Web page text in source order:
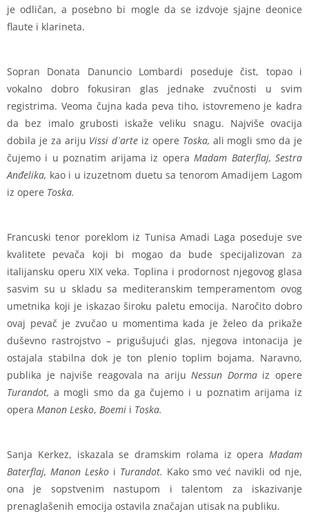
je odličan, a posebno bi mogle da se izdvoje sjajne deonice
flaute i klarineta.
Sopran Donata Danuncio Lombardi poseduje čist, topao i
vokalno dobro fokusiran glas jednake zvučnosti u svim
registrima. Veoma čujna kada peva tiho, istovremeno je kadra
da bez imalo grubosti iskaže veliku snagu. Najviše ovacija
dobila je za ariju Vissi d`arte iz opere Toska, ali mogli smo da je
čujemo i u poznatim arijama iz operaMadam Baterflaj, Sestra
Anđelika, kao i u izuzetnom duetu sa tenorom Amadijem Lagom
iz opere Toska.
Francuski tenor poreklom iz Tunisa Amadi Laga poseduje sve
kvalitete pevača koji bi mogao da bude specijalizovan za
italijansku operu XIX veka. Toplina i prodornost njegovog glasa
sasvim su u skladu sa mediteranskim temperamentom ovog
umetnika koji je iskazao široku paletu emocija. Naročito dobro
ovaj pevač je zvučao u momentima kada je želeo da prikaže
duševno rastrojstvo – prigušujući glas, njegova intonacija je
ostajala stabilna dok je ton plenio toplim bojama. Naravno,
publika je najviše reagovala na arijuNessun Dormaiz opere
Turandot, a mogli smo da ga čujemo i u poznatim arijama iz
opera Manon Lesko, Boemi i Toska.
Sanja Kerkez, iskazala se dramskim rolama iz opera Madam
Baterflaj, Manon Leskoi Turandot. Kako smo već navikli od nje,
ona je sopstvenim nastupom i talentom za iskazivanje
prenaglašenih emocija ostavila značajan utisak na publiku.